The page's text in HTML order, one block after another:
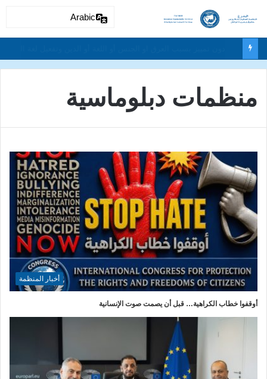
منظمات دبلوماسية
أخبار المنظمة
أوقفوا خطاب الكراهية… قبل أن يصمت صوت الإنسانية
Arabic